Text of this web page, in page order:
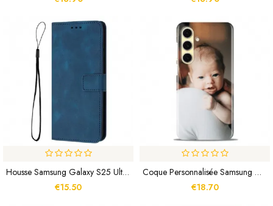
Housse Samsung Galaxy S25 Ultra Effet Cuir Classique À Lanière
€15.50
Coque Personnalisée Samsung Galaxy S24 FE
€18.70